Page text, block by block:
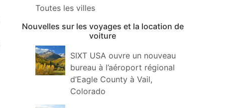
Toutes les villes
Nouvelles sur les voyages et la location de
voiture
SIXT USA ouvre un nouveau
bureau à l’aéroport régional
d’Eagle County à Vail,
Colorado